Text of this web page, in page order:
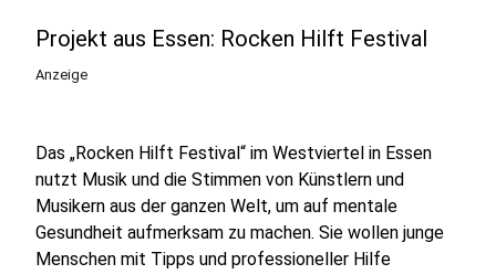
Projekt aus Essen: Rocken Hilft Festival
Anzeige
Das „Rocken Hilft Festival“ im Westviertel in Essen
nutzt Musik und die Stimmen von Künstlern und
Musikern aus der ganzen Welt, um auf mentale
Gesundheit aufmerksam zu machen. Sie wollen junge
Menschen mit Tipps und professioneller Hilfe